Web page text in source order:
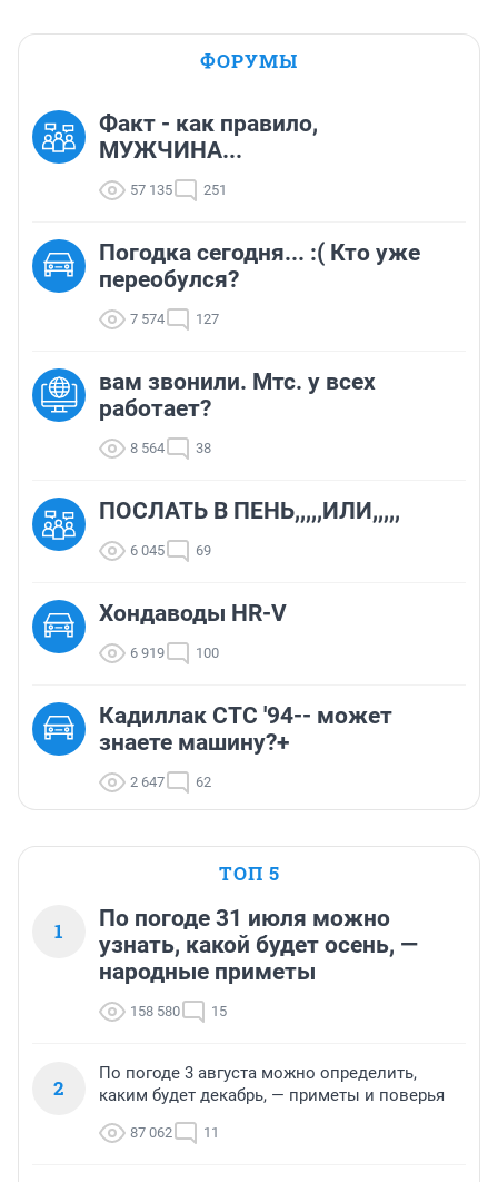
ФОРУМЫ
Факт - как правило,
МУЖЧИНА...
57 135 251
Погодка сегодня... :( Кто уже
переобулся?
7 574 127
вам звонили. Мтс. у всех
работает?
8 564 38
ПОСЛАТЬ В ПЕНЬ,,,,,ИЛИ,,,,,
6 045 69
Хондаводы HR-V
6 919 100
Кадиллак СТС '94-- может
знаете машину?+
2 647 62
ТОП 5
1
По погоде 31 июля можно
узнать, какой будет осень, —
народные приметы
158 580 15
2
По погоде 3 августа можно определить,
каким будет декабрь, — приметы и поверья
87 062 11